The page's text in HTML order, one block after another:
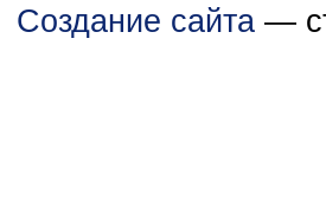
Создание сайта —